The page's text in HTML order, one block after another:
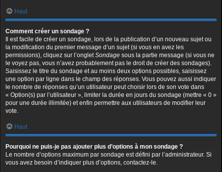
Haut
Comment créer un sondage ?
Il est facile de créer un sondage, lors de la publication d’un nouveau sujet ou
la modification du premier message d’un sujet (si vous en avez les
permissions), cliquez sur l’ongletSondage sous la partie message (si vous ne
le voyez pas, vous n’avez probablement pas le droit de créer des sondages).
Saisissez le titre du sondage et au moins deux options possibles, saisissez
une option par ligne dans le champ des réponses. Vous pouvez aussi indiquer
le nombre de réponses qu’un utilisateur peut choisir lors de son vote dans
« Option(s) par l’utilisateur », limiter la durée en jours du sondage (mettre « 0 »
pour une durée illimitée) et enfin permettre aux utilisateurs de modifier leur
vote.
Haut
Pourquoi ne puis-je pas ajouter plus d’options à mon sondage ?
Le nombre d’options maximum par sondage est défini par l’administrateur. Si
vous avez besoin d’indiquer plus d’options, contactez-le.